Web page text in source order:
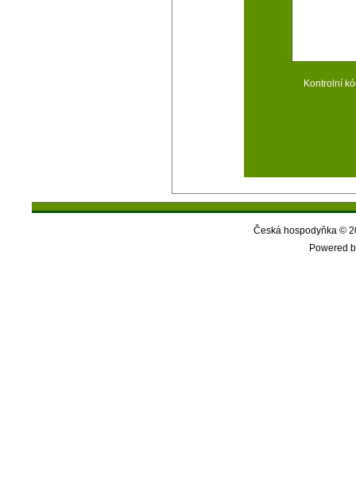
Kontrolní
Česká hospodyňka ©
Powered